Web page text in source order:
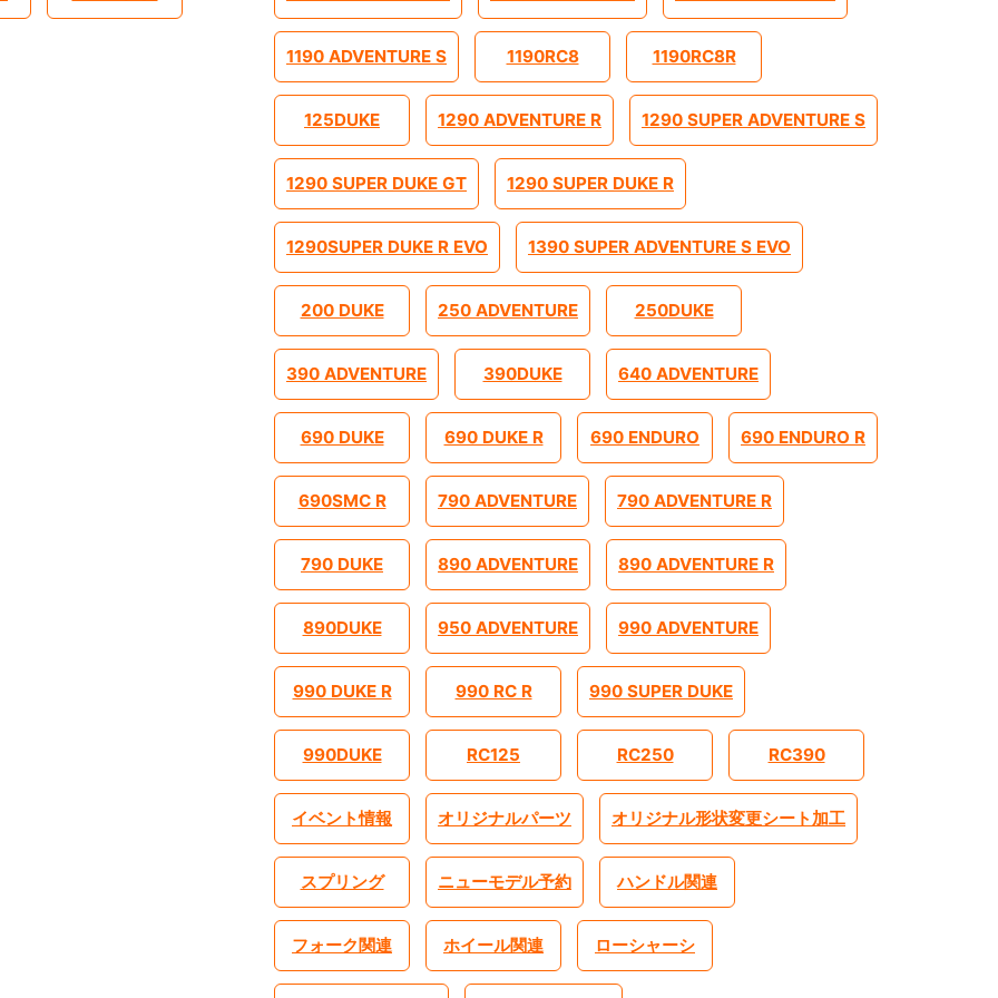
1190 ADVENTURE S 1190RC8 1190RC8R
125DUKE 1290 ADVENTURE R 1290 SUPER ADVENTURE S
1290 SUPER DUKE GT 1290 SUPER DUKE R
1290SUPER DUKE R EVO 1390 SUPER ADVENTURE S EVO
200 DUKE 250 ADVENTURE 250DUKE
390 ADVENTURE 390DUKE 640 ADVENTURE
690 DUKE 690 DUKE R 690 ENDURO 690 ENDURO R
690SMC R 790 ADVENTURE 790 ADVENTURE R
790 DUKE 890 ADVENTURE 890 ADVENTURE R
890DUKE 950 ADVENTURE 990 ADVENTURE
990 DUKE R 990 RC R 990 SUPER DUKE
990DUKE RC125 RC250 RC390
イベント情報 オリジナルパーツ オリジナル形状変更シート加工
スプリング ニューモデル予約 ハンドル関連
フォーク関連 ホイール関連 ローシャーシ